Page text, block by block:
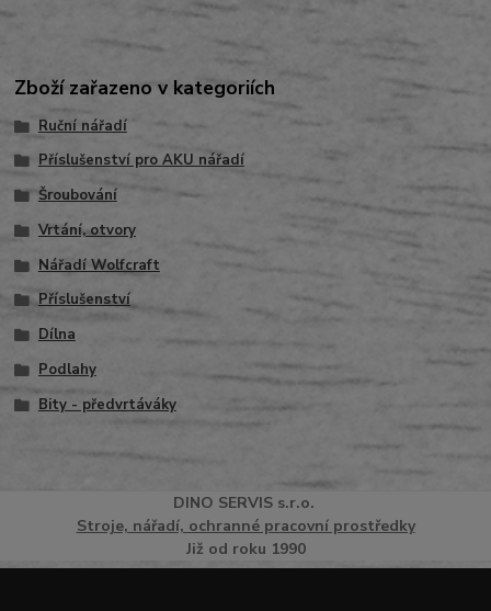
Zboží zařazeno v kategoriích
Ruční nářadí
Příslušenství pro AKU nářadí
Šroubování
Vrtání, otvory
Nářadí Wolfcraft
Příslušenství
Dílna
Podlahy
Bity - předvrtáváky
DINO SERVISs.r.o.
Stroje, nářadí, ochranné pracovní prostředky
Již od roku 1990